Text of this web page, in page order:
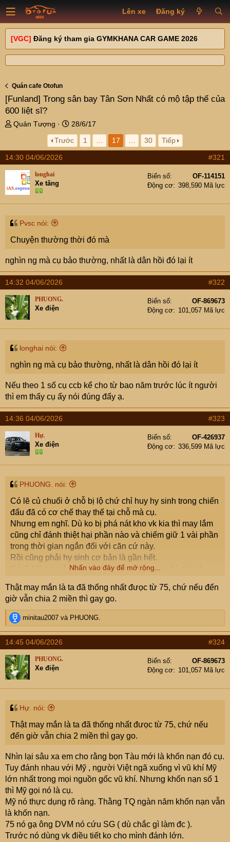
Lên xe Đăng ký
[VGC] Đăng ký tham gia GYMKHANA CAR GAME 2026
Quán cafe Otofun
[Funland] Trong sân bay Tân Sơn Nhất có mộ tập thể của
600 liệt sĩ?
T
e
a
d
t
t
r
Quản Tượng
N
g
à
y
28/6/17
Trước
1 17 30 Tiếp
14:30 04/06/2026 #321
longhai
Xe tăng
Biển số
OF-114151
Động cơ
398,590 Mã lực
Pvsc nói:
Chuyện thường thời đó mà
nghìn ng mà cụ bảo thường, nhất là dân hồi đó lại ít
14:32 04/06/2026 #322
PHUONG.
Xe điện
Biển số
OF-869673
Động cơ
101,057 Mã lực
longhai nói:
nghìn ng mà cụ bảo thường, nhất là dân hồi đó lại ít
Nếu theo 1 số cụ ccb kể cho từ bao năm trước lúc ít người
thì em thấy cụ ấy nói đúng đấy ạ.
14:36 04/06/2026 #323
Hự.
Xe điện
Biển số
OF-426937
Động cơ
336,599 Mã lực
PHUONG. nói:
Có lẽ củ chuối ở chỗ bị lộ chứ chỉ huy hy sinh trong chiến
đấu đã có cơ chế thay thế tại chỗ mà cụ.
Nhưng em nghĩ. Dù ko bị phá nát kho vk kia thì may lắm
cũng chỉ đánh thiệt hại phần nào và chiếm giữ 1 vài phần
trong thời gian ngắn đối với căn cứ này.
Rồi cũng phải hy sinh cơ bản là gần hết.
Có lẽ Mỹ nó mà không rút và cắt viện trợ qs thì giờ này
đóng góp cực kỳ to lớn từ hoạt động tham nhũng tràn lan
của bộ máy mn do ông Thiệu lãnh đạo .
Nhấn vào đây để mở rộng...
Thật may mắn là ta đã thống nhất đưọc từ 75, chứ nếu đến
giờ vẫn chia 2 miền thì gay go.
R
e
a
c
t
i
o
n
s
minitau2007 và PHUONG.
14:45 04/06/2026 #324
PHUONG.
Xe điện
Biển số
OF-869673
Động cơ
101,057 Mã lực
Hự. nói:
Thật may mắn là ta đã thống nhất đưọc từ 75, chứ nếu
đến giờ vẫn chia 2 miền thì gay go.
Nhìn lại sâu xa em cho rằng bọn Tàu mới là khốn nạn đó cụ.
Tuy đánh nhau với Mỹ , người Việt ngã xuống vì vũ khí Mỹ
lớn nhất trong mọi nguồn gốc vũ khí. Nhưng khốn nạn số 1
thì Mỹ gọi nó là cụ.
Mỹ nó thực dụng rõ ràng. Thằng TQ ngàn năm khốn nạn vẫn
là khốn nạn.
75 nó gạ ông DVM nó cứu SG ( dù chắc gì làm đc ).
Trước nó dùng vk điều tiết ko cho mình đánh lớn.